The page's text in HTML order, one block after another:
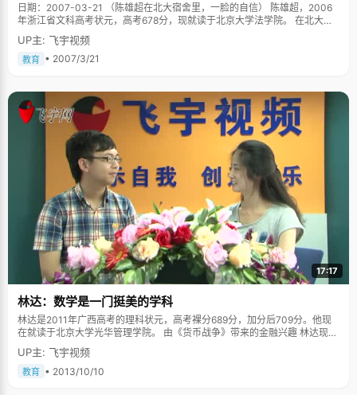
日期：2007-03-21 （陈雄超在北大宿舍里，一脸的自信） 陈雄超，2006
年浙江省文科高考状元，高考678分，现就读于北京大学法学院。 在北大宿
舍楼里看到了陈雄超，一个白净，俊俏的男孩，剪着一头干净利索的短发，
正在津津有味地看足球赛。刚刚考完最后一门功课，他想好好的放松一下自
己。 在他身后的书架上，一本厚厚的《史记》特别显眼，旁边放的是《资治
余华的《活着》让他有一种特别震撼的感觉，书中一个农民对生命和生活的
那种不可逃离感让他记忆深刻。正因为这种对文学的酷爱，陈熊超选择了北
大这块历史悠久文学氛围浓郁的沃土。 说起状元，陈雄超要特别的感谢自己
的爸爸妈妈，他们给自己营造了一个比较宽容的学习生活环境，他用民主来
形容自己和爸爸妈妈的关系。小时候，爸爸妈妈特别尊重自己的意见和兴趣
爱好，爱看什么书，做什么事情都不会太干涉。记得小时候去书店买书，看
到很多家长带着孩子来挑书，要这本，要那本，给孩子挑了一大堆书，我突
然觉得自己特别的幸福，可以有自己选择的余地，选择自己喜欢的书，正是
这样，陈雄超有机会看了很多课外书。 学习就是养成一种良好的学习习惯 受
到父母爱好学习的影响，陈雄超在学习上比较自觉，从不让父母多操心，认
真听讲、认真做题、认真考试。说到有什么特别的学习技巧的时候，他不屑
的一笑，说，特别的学习方法和学习技巧，那都是很不现实的东西。每个人
都有适合自己的学习方式，养成一个良好的学习习惯一直坚持下来就足够
了。上课认真听讲，下课认真复习做作业。最关键的是要能坚持，其实很多
人不是学习不好或者不聪明，而是他不能将好的学习习惯坚持下去。 高
考是一个特殊的阶段，心态的调整非常重要，能够在最后的阶段有出色的发
挥，得益于自己的一颗平常心。在最后冲刺的那段时间里，陈熊超没有报什
么突击班，也没有加大复习力度，只是像平时一样有规律的上学放学，就算
没有课的时候，也会跟同学一起上自习。人多了，就不会感觉特别紧张了。
陈雄超说，一定要保持和平时一样的规律，记得高考的最后一段时间里，妈
妈比自己还紧张，她虽然嘴上没有任何表示，但是每次吃饭都会多做几道自
于是陈雄超跟妈妈商量，希望妈妈能够向平时一样就可以了，不要刻意营造
UP主: 飞宇视频
教育 • 2007/3/21
17:17
林达：数学是一门挺美的学科
林达是2011年广西高考的理科状元，高考裸分689分，加分后709分。他现
在就读于北京大学光华管理学院。 由《货币战争》带来的金融兴趣 林达现在
是北京大学光华管理学院大二的一名学生，能够学习金融学的专业，也是他
一直的梦想。在高中的时候，林达读了这本曾红极一时的《货币战争》，这
本书神奇的描写和生动的语言，深深地影响了林达，让他开始对金融专业感
UP主: 飞宇视频
教育 • 2013/10/10